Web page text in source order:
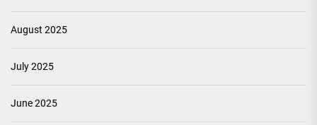
August 2025
July 2025
June 2025